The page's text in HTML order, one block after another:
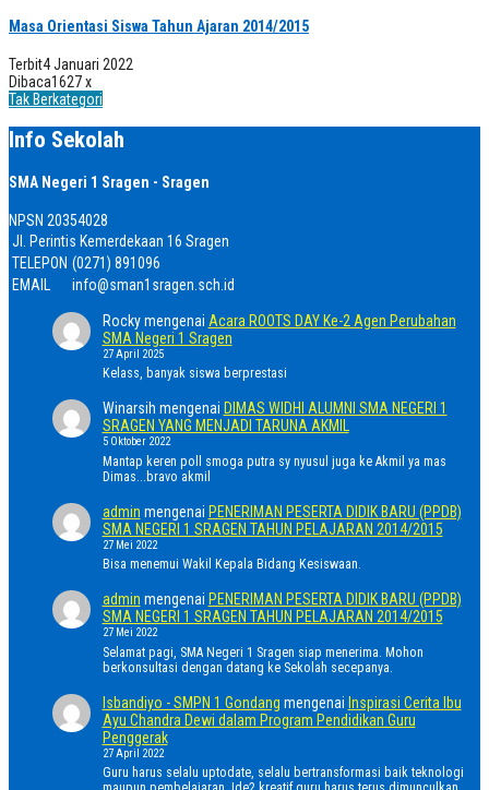
Masa Orientasi Siswa Tahun Ajaran 2014/2015
Terbit4 Januari 2022
Dibaca1627 x
Tak Berkategori
Info Sekolah
SMA Negeri 1 Sragen - Sragen
NPSN 20354028
Jl. Perintis Kemerdekaan 16 Sragen
TELEPON (0271) 891096
EMAIL
info@sman1sragen.sch.id
Rockymengenai Acara ROOTS DAY Ke-2 Agen Perubahan
SMA Negeri 1 Sragen
27 April 2025
Kelass, banyak siswa berprestasi
Winarsih mengenai DIMAS WIDHI ALUMNI SMA NEGERI 1
SRAGEN YANG MENJADI TARUNA AKMIL
5 Oktober 2022
Mantap keren poll smoga putra sy nyusul juga ke Akmil ya mas
Dimas...bravo akmil
admin mengenai PENERIMAN PESERTA DIDIK BARU (PPDB)
SMA NEGERI 1 SRAGEN TAHUN PELAJARAN 2014/2015
27 Mei 2022
Bisa menemui Wakil Kepala Bidang Kesiswaan.
admin mengenai PENERIMAN PESERTA DIDIK BARU (PPDB)
SMA NEGERI 1 SRAGEN TAHUN PELAJARAN 2014/2015
27 Mei 2022
Selamat pagi, SMA Negeri 1 Sragen siap menerima. Mohon
berkonsultasi dengan datang ke Sekolah secepanya.
Isbandiyo - SMPN 1 Gondang mengenai Inspirasi Cerita Ibu
Ayu Chandra Dewi dalam Program Pendidikan Guru
Penggerak
27 April 2022
Guru harus selalu uptodate, selalu bertransformasi baik teknologi